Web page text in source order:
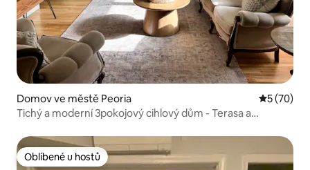
Domov ve městě Peoria Průměrné
5 (70)
Tichý a moderní 3pokojový cihlový dům - Terasa a
Oblíbené u hostů
Oblíbené u hostů